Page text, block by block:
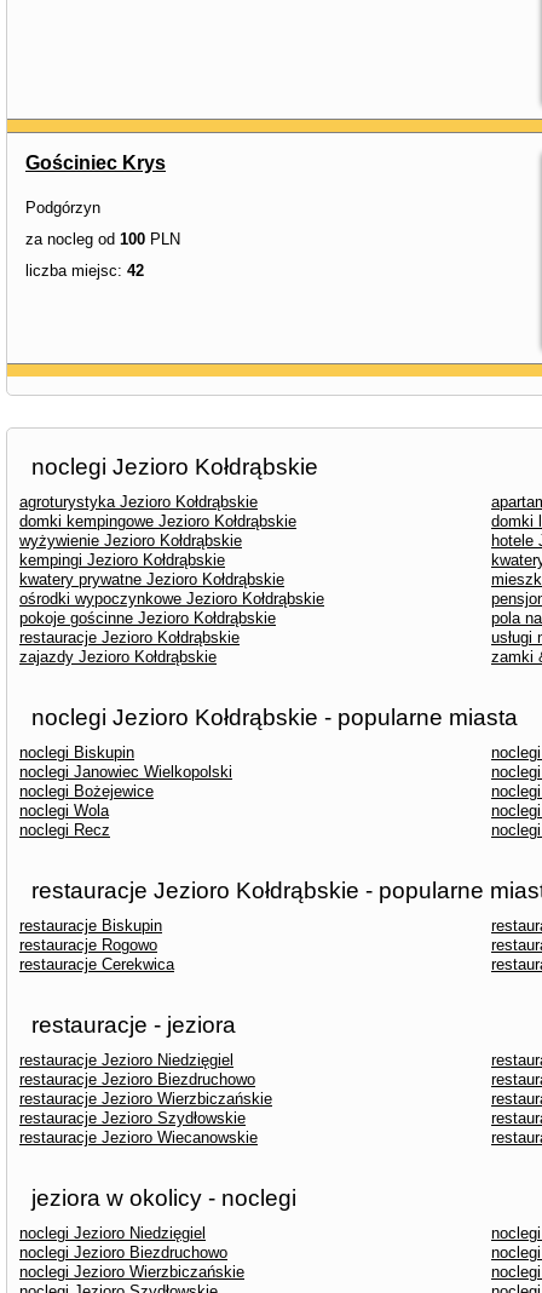
Gościniec Krys
Podgórzyn
za nocleg od 100 PLN
liczba miejsc: 42
noclegi Jezioro Kołdrąbskie
agroturystyka Jezioro Kołdrąbskie
domki kempingowe Jezioro Kołdrąbskie
domki
wyżywienie Jezioro Kołdrąbskie
hotele
kempingi Jezioro Kołdrąbskie
kwatery prywatne Jezioro Kołdrąbskie
ośrodki wypoczynkowe Jezioro Kołdrąbskie
pokoje gościnne Jezioro Kołdrąbskie
pola
restauracje Jezioro Kołdrąbskie
usługi
zajazdy Jezioro Kołdrąbskie
zamki
noclegi Jezioro Kołdrąbskie - popularne miasta
noclegi Biskupin
noclegi Janowiec Wielkopolski
noclegi Bożejewice
noclegi Wola
noclegi Recz
restauracje Jezioro Kołdrąbskie - popularne
restauracje Biskupin
restauracje Rogowo
restauracje Cerekwica
restauracje - jeziora
restauracje Jezioro Niedzięgiel
restauracje Jezioro Biezdruchowo
restauracje Jezioro Wierzbiczańskie
restauracje Jezioro Szydłowskie
restauracje Jezioro Wiecanowskie
jeziora w okolicy - noclegi
noclegi Jezioro Niedzięgiel
noclegi Jezioro Biezdruchowo
noclegi Jezioro Wierzbiczańskie